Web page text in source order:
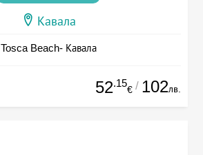
Кавала
Tosca Beach- Кавала
52.15
€ / 102лв.